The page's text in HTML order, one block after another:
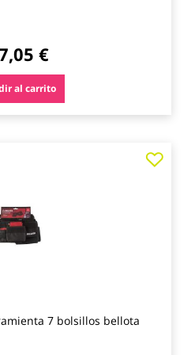
€
al carrito
7 bolsillos bellota